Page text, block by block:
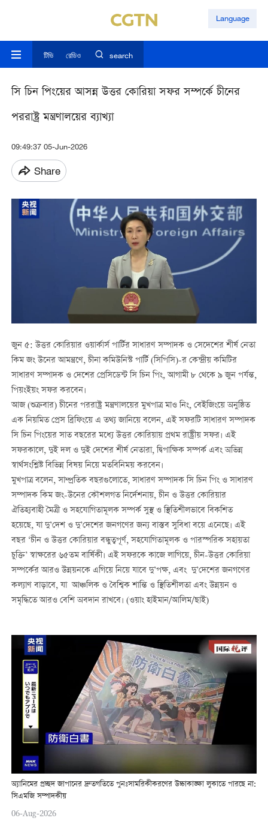
Language
টিভি রেডিও search
সি চিন পিংয়ের আসন্ন উত্তর কোরিয়া সফর সম্পর্কে চীনের
পররাষ্ট্র মন্ত্রণালয়ের ব্যাখ্যা
09:49:37 05-Jun-2026
Share
জুন ৫: উত্তর কোরিয়ার ওয়ার্কার্স পার্টির সাধারণ সম্পাদক ও সেদেশের শীর্ষ নেতা
কিম জং উনের আমন্ত্রণে, চীনা কমিউনিস্ট পার্টি (সিপিসি)-র কেন্দ্রীয় কমিটির
সাধারণ সম্পাদক ও দেশের প্রেসিডেন্ট সি চিন পিং, আগামী ৮ থেকে ৯ জুন পর্যন্ত,
পিয়ংইয়ং সফর করবেন।
আজ (শুক্রবার) চীনের পররাষ্ট্র মন্ত্রণালয়ের মুখপাত্র মাও নিং, বেইজিংয়ে অনুষ্ঠিত
এক নিয়মিত প্রেস ব্রিফিংয়ে এ তথ্য জানিয়ে বলেন, এই সফরটি সাধারণ সম্পাদক
সি চিন পিংয়ের সাত বছরের মধ্যে উত্তর কোরিয়ায় প্রথম রাষ্ট্রীয় সফর। এই
সফরকালে, দুই দল ও দুই দেশের শীর্ষ নেতারা, দ্বিপাক্ষিক সম্পর্ক এবং অভিন্ন
স্বার্থসংশ্লিষ্ট বিভিন্ন বিষয় নিয়ে মতবিনিময় করবেন।
মুখপাত্র বলেন, সাম্প্রতিক বছরগুলোতে, সাধারণ সম্পাদক সি চিন পিং ও সাধারণ
সম্পাদক কিম জং-উনের কৌশলগত নির্দেশনায়, চীন ও উত্তর কোরিয়ার
ঐতিহ্যবাহী মৈত্রী ও সহযোগিতামূলক সম্পর্ক সুস্থ ও স্থিতিশীলভাবে বিকশিত
হয়েছে, যা দু’দেশ ও দু’দেশের জনগণের জন্য বাস্তব সুবিধা বয়ে এনেছে। এই
বছর ‘চীন ও উত্তর কোরিয়ার বন্ধুত্বপূর্ণ, সহযোগিতামূলক ও পারস্পরিক সহায়তা
চুক্তি’ স্বাক্ষরের ৬৫তম বার্ষিকী। এই সফরকে কাজে লাগিয়ে, চীন-উত্তর কোরিয়া
সম্পর্কের আরও উন্নয়নকে এগিয়ে নিয়ে যাবে দু’পক্ষ, এবং দু’দেশের জনগণের
কল্যাণ বাড়াবে, যা আঞ্চলিক ও বৈশ্বিক শান্তি ও স্থিতিশীলতা এবং উন্নয়ন ও
সমৃদ্ধিতে আরও বেশি অবদান রাখবে। (ওয়াং হাইমান/আলিম/ছাই)
অ্যানিমের প্রচ্ছদ জাপানের দ্রুতগতিতে পুনঃসামরিকীকরণের উচ্চাকাঙ্ক্ষা লুকাতে পারছে না:
সিএমজি সম্পাদকীয়
06-Aug-2026